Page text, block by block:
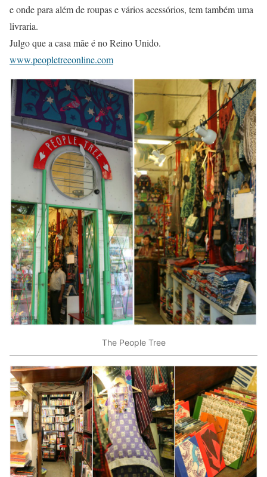
e onde para além de roupas e vários acessórios, tem também uma
livraria.
Julgo que a casa mãe é no Reino Unido.
www.peopletreeonline.com
The People Tree